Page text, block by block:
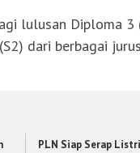
lulusan Diploma 3
dari berbagai
PLN Siap Serap